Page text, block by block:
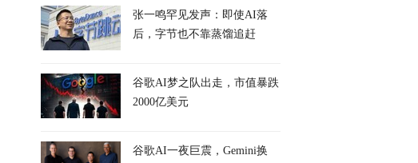
张一鸣罕见发声：即使AI落
后，字节也不靠蒸馏追赶
谷歌AI梦之队出走，市值暴跌
2000亿美元
谷歌AI一夜巨震，Gemini换